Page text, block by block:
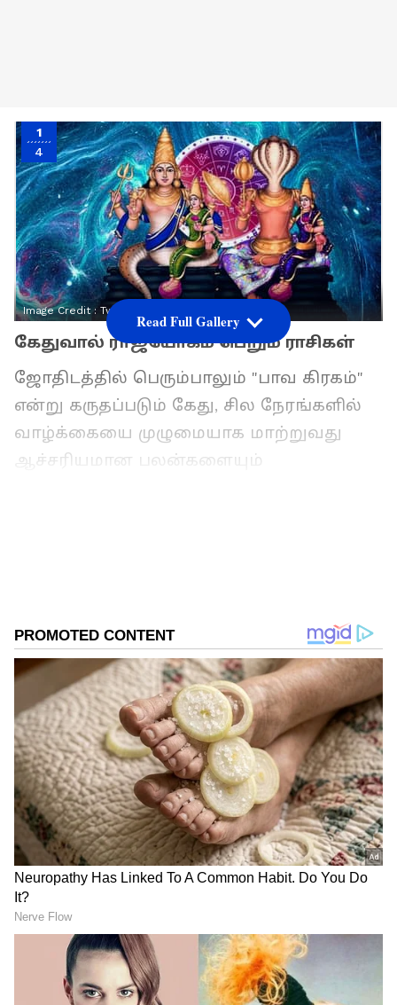
1
4
Image Credit : Twitter
கேதுவால் ராஜயோகம் பெறும் ராசிகள்
ஜோதிடத்தில் பெரும்பாலும் "பாவ கிரகம்"
என்று கருதப்படும் கேது, சில நேரங்களில்
வாழ்க்கையை முழுமையாக மாற்றுவது
ஆச்சரியமான பலன்களையும்
எதிர்பாராத நல்ல மாற்றங்கள் என்று
ஜோதிடர்கள் கூறுகின்றனர். இந்த மாற்றம்
டிசம்பர் 5 வரை வலுவாக செயல்படும் என்று
கூறப்படுகிறது. பொதுவாக கேது
ஆன்மிகம், திடீர் மாற்றம், கர்ம பலன்
மற்றும் மறைமுக அதிர்ஷ்டங்களை
குறிக்கும் கிரகமாக பார்க்கப்படுகிறது. சில
ராசிக்காரர்களுக்கு இந்த காலம் முக்கிய
திருப்புமுனையாக அமையலாம்.
Add Asianetnews Tamil as a Preferred
Read Full Gallery